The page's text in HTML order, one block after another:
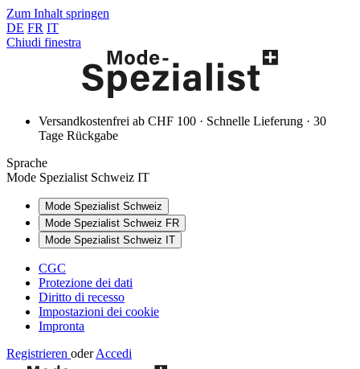
Zum Inhalt springen
DE FR IT
Chiudi finestra
Versandkostenfrei ab CHF 100 · Schnelle Lieferung · 30
Tage Rückgabe
Sprache
Mode Spezialist Schweiz IT
Mode Spezialist Schweiz
Mode Spezialist Schweiz FR
Mode Spezialist Schweiz IT
CGC
Protezione dei dati
Diritto di recesso
Impostazioni dei cookie
Impronta
Registrieren oder Accedi